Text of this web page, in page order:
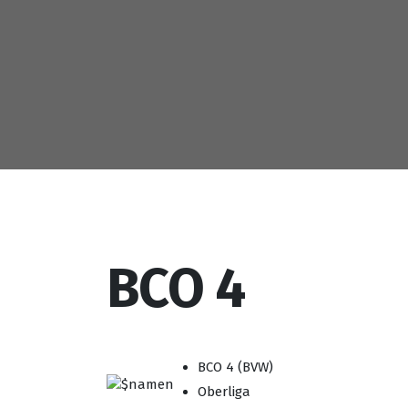
BCO 4
BCO 4 (BVW)
Oberliga